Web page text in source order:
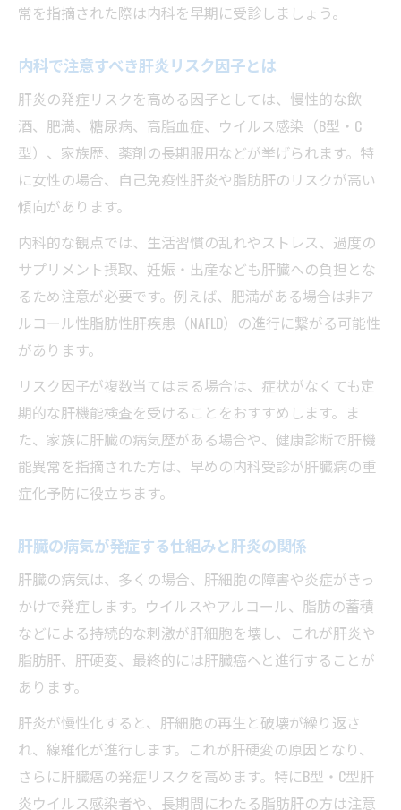
常を指摘された際は内科を早期に受診しましょう。
内科で注意すべき肝炎リスク因子とは
肝炎の発症リスクを高める因子としては、慢性的な飲
酒、肥満、糖尿病、高脂血症、ウイルス感染（B型・C
型）、家族歴、薬剤の長期服用などが挙げられます。特
に女性の場合、自己免疫性肝炎や脂肪肝のリスクが高い
傾向があります。
内科的な観点では、生活習慣の乱れやストレス、過度の
サプリメント摂取、妊娠・出産なども肝臓への負担とな
るため注意が必要です。例えば、肥満がある場合は非ア
ルコール性脂肪性肝疾患（NAFLD）の進行に繋がる可能性
があります。
リスク因子が複数当てはまる場合は、症状がなくても定
期的な肝機能検査を受けることをおすすめします。ま
た、家族に肝臓の病気歴がある場合や、健康診断で肝機
能異常を指摘された方は、早めの内科受診が肝臓病の重
症化予防に役立ちます。
肝臓の病気が発症する仕組みと肝炎の関係
肝臓の病気は、多くの場合、肝細胞の障害や炎症がきっ
かけで発症します。ウイルスやアルコール、脂肪の蓄積
などによる持続的な刺激が肝細胞を壊し、これが肝炎や
脂肪肝、肝硬変、最終的には肝臓癌へと進行することが
あります。
肝炎が慢性化すると、肝細胞の再生と破壊が繰り返さ
れ、線維化が進行します。これが肝硬変の原因となり、
さらに肝臓癌の発症リスクを高めます。特にB型・C型肝
炎ウイルス感染者や、長期間にわたる脂肪肝の方は注意